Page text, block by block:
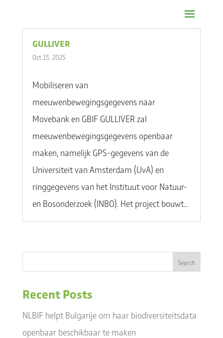
GULLIVER
Oct 15, 2025
Mobiliseren van
meeuwenbewegingsgegevens naar
Movebank en GBIF GULLIVER zal
meeuwenbewegingsgegevens openbaar
maken, namelijk GPS-gegevens van de
Universiteit van Amsterdam (UvA) en
ringgegevens van het Instituut voor Natuur-
en Bosonderzoek (INBO). Het project bouwt...
Recent Posts
NLBIF helpt Bulgarije om haar biodiversiteitsdata
openbaar beschikbaar te maken